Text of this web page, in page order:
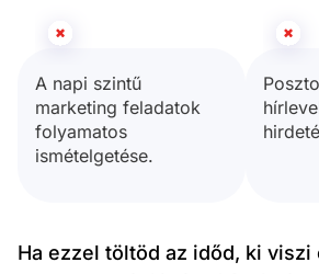
A napi szintű
marketing feladatok
folyamatos
ismételgetése.
Ha ezzel töltöd az időd, ki viszi